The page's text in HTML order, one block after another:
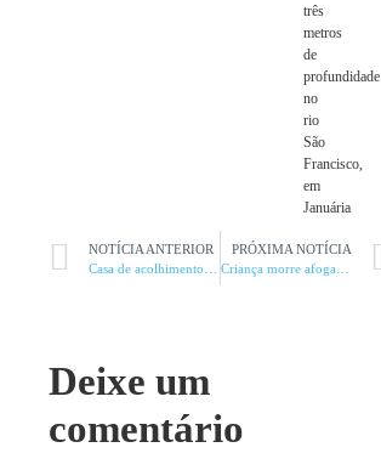
três
metros
de
profundidade
no
rio
São
Francisco,
em
Januária
NOTÍCIA ANTERIOR
PRÓXIMA NOTÍCIA
Deixe um
comentário